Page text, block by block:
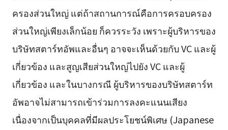
ครองส่วนใหญ่ แต่ถ้าสถานการณ์คือการครอบครอง
ส่วนใหญ่เพียงเล็กน้อย ก็ควรระวัง เพราะผู้บริหารของ
บริษัทสตาร์ทอัพและอื่นๆ อาจจะเห็นด้วยกับ VC และผู้
เกี่ยวข้อง และสูญเสียส่วนใหญ่ไปยัง VC และผู้
เกี่ยวข้อง และในบางกรณี ผู้บริหารของบริษัทสตาร์ท
อัพอาจไม่สามารถเข้าร่วมการลงคะแนนเสียง
เนื่องจากเป็นบุคคลที่มีผลประโยชน์พิเศษ (Japanese